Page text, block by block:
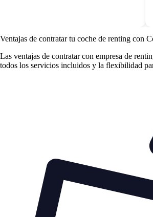
Ventajas de contratar tu coche de renting con
Las ventajas de contratar con empresa de
todos los servicios incluidos y la flexibilidad